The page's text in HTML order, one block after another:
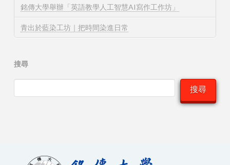
銘傳大學舉辦「英語教學人工智慧AI寫作工作坊」
青出於藍染工坊｜把時間染進日常
搜尋
搜尋